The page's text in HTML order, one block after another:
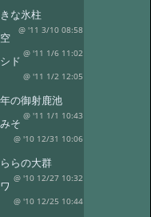
な氷柱
@ '11 3/10 08:58
@ '11 1/6 11:02
ド
@ '11 1/2 12:05
御射鹿池
@ '11 1/1 10:43
そ
@ '10 12/31 10:06
の大群
@ '10 12/27 10:32
@ '10 12/25 10:44